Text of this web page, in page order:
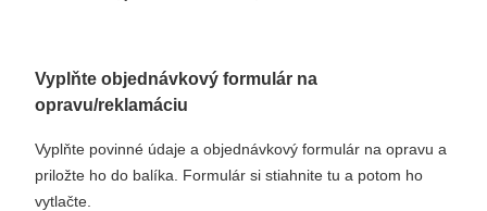
Vyplňte objednávkový formulár na
opravu/reklamáciu
Vyplňte povinné údaje a objednávkový formulár na opravu a
priložte ho do balíka. Formulár si stiahnite tu a potom ho
vytlačte.